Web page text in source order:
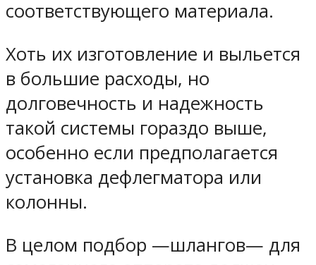
соответствующего материала.
Хоть их изготовление и выльется
в большие расходы, но
долговечность и надежность
такой системы гораздо выше,
особенно если предполагается
установка дефлегматора или
колонны.
В целом подбор —шлангов— для